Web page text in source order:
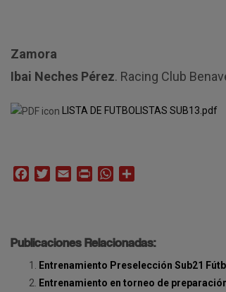
Zamora
Ibai Neches Pérez. Racing Club
LISTA DE FUTBOLISTAS SUB13.pdf
FacebookTwitterEmail Print WhatsApp
Publicaciones Relacionadas:
Entrenamiento Preselección Sub21
Entrenamiento en torneo de